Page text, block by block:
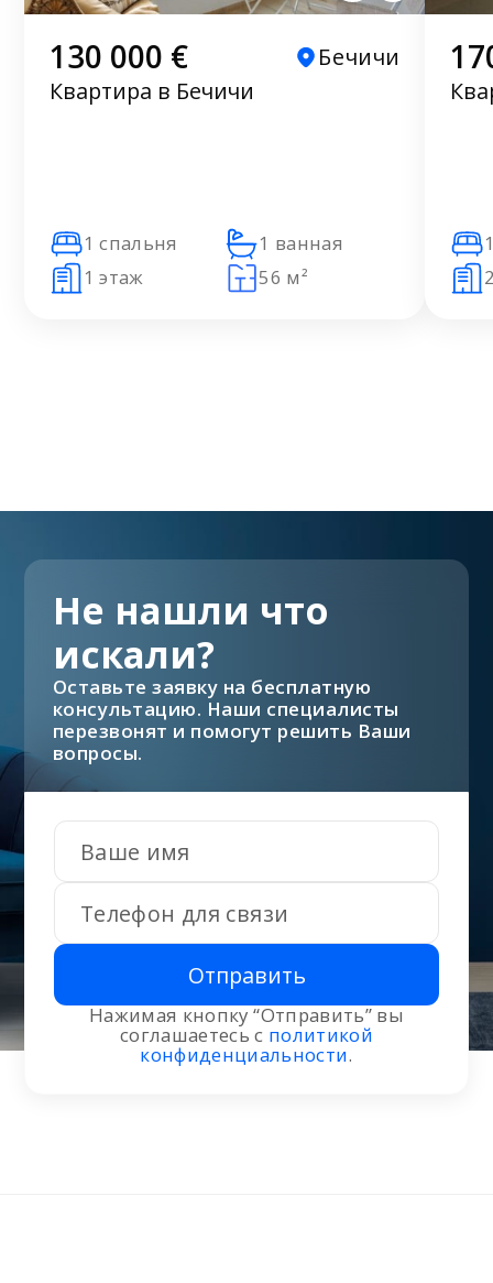
130 000 €
Бечичи
Квартира в Бечичи
1 спальня
1 ванная
1 этаж
56 м²
Отправить
Нажимая кнопку “Отправить” вы
соглашаетесь с политикой
конфиденциальности.
Не нашли что
искали?
Оставьте заявку на бесплатную
консультацию. Наши специалисты
перезвонят и помогут решить Ваши
вопросы.